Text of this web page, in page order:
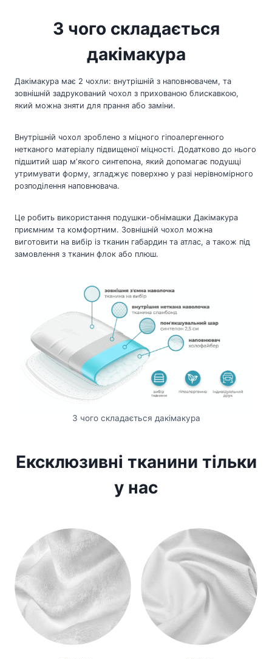
З чого складається
дакімакура
Дакімакура має 2 чохли: внутрішній з наповнювачем, та
зовнішній задрукований чохол з прихованою блискавкою,
який можна зняти для прання або заміни.
Внутрішній чохол зроблено з міцного гіпоалергенного
нетканого матеріалу підвищеної міцності. Додатково до нього
підшитий шар мʼякого синтепона, який допомагає подушці
утримувати форму, згладжує поверхню у разі нерівномірного
розподілення наповнювача.
Це робить використання подушки-обнімашки Дакімакура
приємним та комфортним. Зовнішній чохол можна
виготовити на вибір із тканин габардин та атлас, а також під
замовлення з тканин флок або плюш.
З чого складається дакімакура
Ексклюзивні тканини тільки
у нас